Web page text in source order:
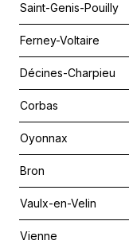
Saint-Genis-Pouilly
Ferney-Voltaire
Décines-Charpieu
Corbas
Oyonnax
Bron
Vaulx-en-Velin
Vienne